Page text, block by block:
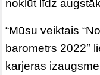
nokļūt līdz
“Mūsu veiktais
barometrs 2022″
karjeras